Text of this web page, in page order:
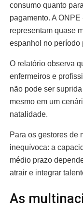
consumo quanto
pagamento. A
representam quase
espanhol no período
O relatório observa
enfermeiros e
não pode ser
mesmo em um
natalidade.
Para os gestores de
inequívoca: a
médio prazo
atrair e integrar
As